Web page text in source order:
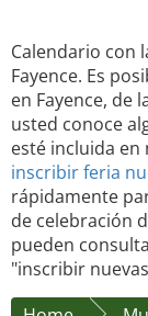
Calendario con
Fayence. Es
en Fayence, de
usted conoce
esté incluida
inscribir feria
rápidamente
de celebración
pueden
"inscribir